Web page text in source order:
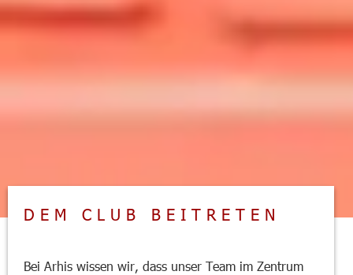
DEM CLUB BEITRETEN
Bei Arhis wissen wir, dass unser Team im Zentrum